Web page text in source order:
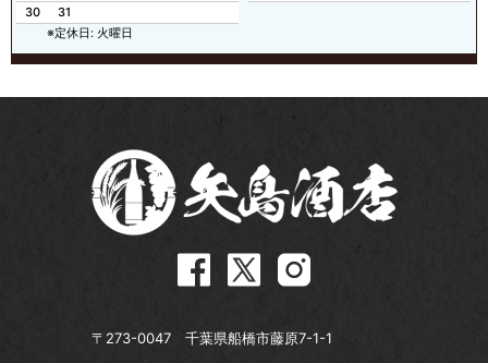
30
31
※定休日: 火曜日
〒273-0047 千葉県船橋市藤原7-1-1